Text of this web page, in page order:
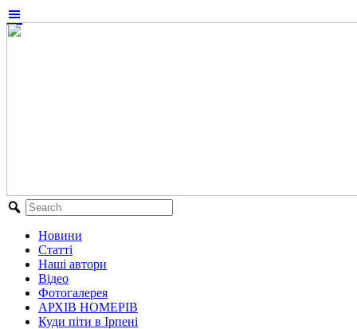
Новини
Статті
Наші автори
Відео
Фотогалерея
АРХІВ НОМЕРІВ
Куди піти в Ірпені